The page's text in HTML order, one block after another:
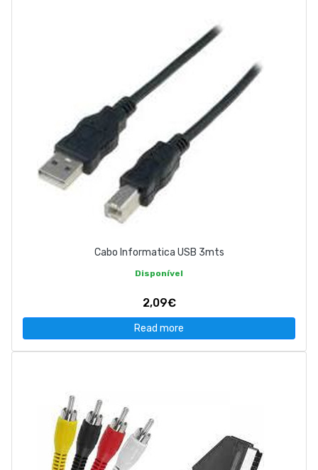
Cabo Informatica USB 3mts
Disponível
2,09€
Read more